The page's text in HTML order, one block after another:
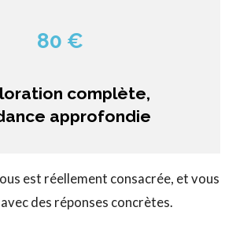
80 €
complète,
approfondie
est réellement consacrée, et vous
des réponses concrètes.